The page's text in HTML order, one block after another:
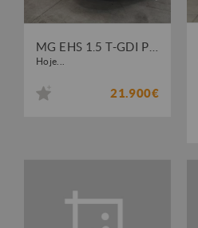
Hoje...
21.900€